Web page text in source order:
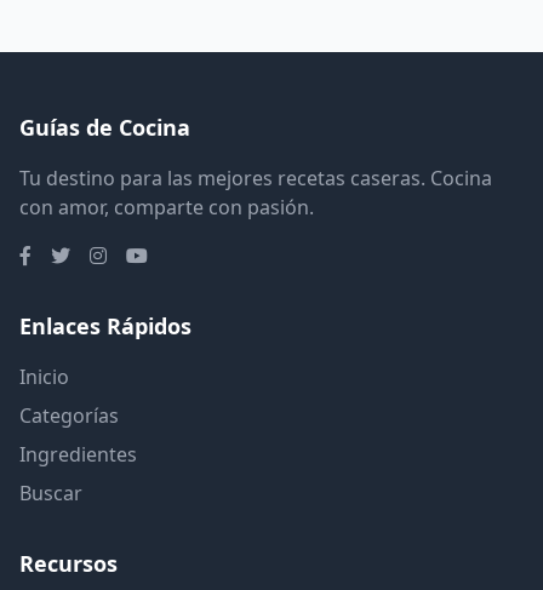
Guías de Cocina
Tu destino para las mejores recetas caseras. Cocina
con amor, comparte con pasión.
Enlaces Rápidos
Inicio
Categorías
Ingredientes
Buscar
Recursos